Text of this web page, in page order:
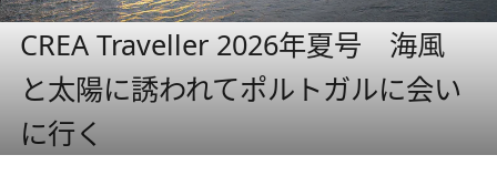
CREA Traveller 2026年夏号 海風
と太陽に誘われてポルトガルに会い
に行く